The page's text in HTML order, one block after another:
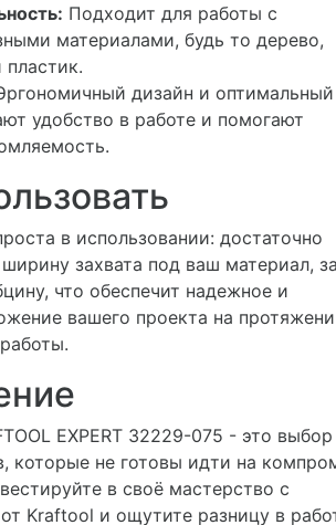
Подходит для работы с
материалами, будь то дерево,
дизайн и
удобство в работе и помогают
в использовании: достаточно
ширину захвата под ваш материал,
что обеспечит надежное и
вашего проекта на
EXPERT 32229-075 - это выбор
которые не готовы идти на
в своё мастерство с
Kraftool и ощутите разницу в